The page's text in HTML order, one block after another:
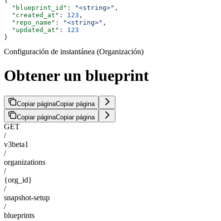
  "blueprint_id"
: "<string>" ,
  "created_at"
: 123 ,
  "repo_name"
: "<string>" ,
  "updated_at"
: 123
}
Configuración de instantánea (Organización)
Obtener un blueprint
Copiar páginaCopiar página
Copiar páginaCopiar página
GET
/
v3beta1
/
organizations
/
{org_id}
/
snapshot-setup
/
blueprints